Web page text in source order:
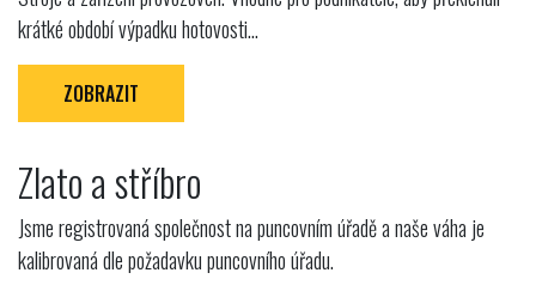
krátké období výpadku hotovosti...
ZOBRAZIT
Zlato a stříbro
Jsme registrovaná společnost na puncovním úřadě a naše váha je
kalibrovaná dle požadavku puncovního úřadu.